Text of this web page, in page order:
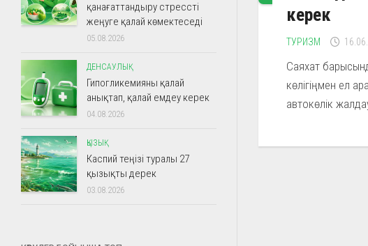
керек
ТУРИЗМ
Саяхат
көлігіңмен ел
автокөлік
қанағаттандыру стрессті
жеңуге қалай көмектеседі
05.08.2026
ДЕНСАУЛЫҚ
Гипогликемияны қалай
анықтап, қалай емдеу керек
04.08.2026
ҚЫЗЫҚ
Каспий теңізі туралы 27
қызықты дерек
03.08.2026